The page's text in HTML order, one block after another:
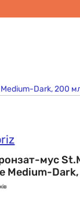
Dark, 200
мус
Medium-